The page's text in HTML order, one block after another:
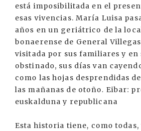
está imposibilitada en el
esas vivencias. María Luisa
años en un geriátrico de la
bonaerense de General
visitada por sus familiares y en
obstinado, sus días van
como las hojas desprendidas
las mañanas de otoño. Eibar:
euskalduna y republicana
Esta historia tiene, como